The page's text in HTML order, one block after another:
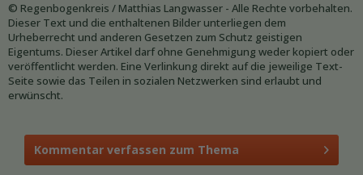
© Regenbogenkreis / Matthias Langwasser - Alle Rechte vorbehalten.
Dieser Text und die enthaltenen Bilder unterliegen dem
Urheberrecht und anderen Gesetzen zum Schutz geistigen
Eigentums. Dieser Artikel darf ohne Genehmigung weder kopiert oder
veröffentlicht werden. Eine Verlinkung direkt auf die jeweilige Text-
Seite sowie das Teilen in sozialen Netzwerken sind erlaubt und
erwünscht.
Kommentar verfassen zum Thema